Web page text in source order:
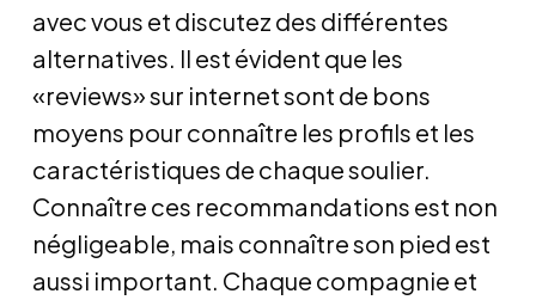
avec vous et discutez des différentes
alternatives. Il est évident que les
«reviews» sur internet sont de bons
moyens pour connaître les profils et les
caractéristiques de chaque soulier.
Connaître ces recommandations est non
négligeable, mais connaître son pied est
aussi important. Chaque compagnie et